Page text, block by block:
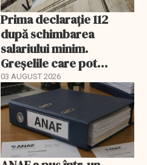
Prima declarație 112
după schimbarea
salariului minim.
Greșelile care pot
apărea în august
03 AUGUST 2026